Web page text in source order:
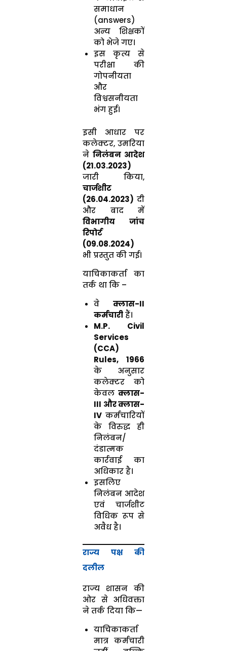
समाधान
(answers)
अन्य शिक्षकों
को भेजे गए।
इस कृत्य से
परीक्षा की
गोपनीयता
और
विश्वसनीयता
भंग हुई।
इसी आधार पर
कलेक्टर, उमरिया
नेनिलंबन आदेश
(21.03.2023)
जारी किया,
चार्जशीट
(26.04.2023) दी
और बाद में
विभागीय जांच
रिपोर्ट
(09.08.2024)
भी प्रस्तुत की गई।
याचिकाकर्ता का
तर्क था कि –
वेक्लास-II
कर्मचारीहैं।
M.P. Civil
Services
(CCA)
Rules, 1966
के अनुसार
कलेक्टर को
केवलक्लास-
III और क्लास-
IV कर्मचारियों
के विरुद्ध ही
निलंबन/
दंडात्मक
कार्रवाई का
अधिकार है।
इसलिए
निलंबन आदेश
एवं चार्जशीट
विधिक रूप से
अवैध है।
राज्य पक्ष की
दलील
राज्य शासन की
ओर से अधिवक्ता
ने तर्क दिया कि—
याचिकाकर्ता
मात्र कर्मचारी